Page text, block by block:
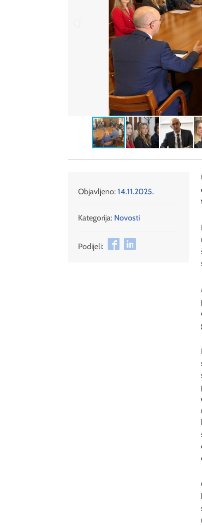
Objavljeno: 14.11.2025.
Kategorija: Novosti
Podijeli: